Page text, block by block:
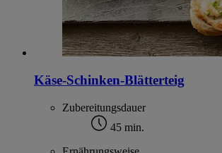
Käse-Schinken-Blätterteig
Zubereitungsdauer
45 min.